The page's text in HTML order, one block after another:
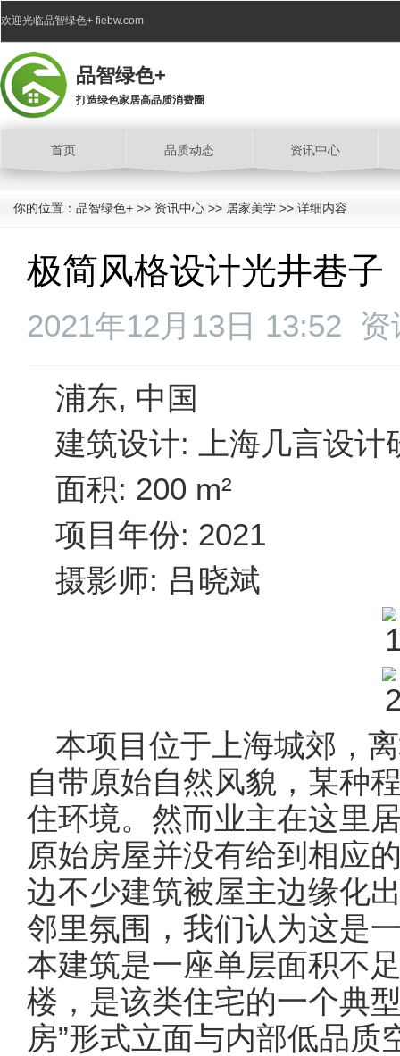
欢迎光临品智绿色+ fiebw.com
品智绿色+
打造绿色家居高品质消费圈
首页 品质动态 资讯中心
你的位置： 品智绿色+ >> 资讯中心 >> 居家美学 >> 详细内容
极简风格设计光井巷子
2021年12月13日 13:52 资
浦东, 中国
建筑设计: 上海几言设计
面积: 200 m²
项目年份: 2021
摄影师: 吕晓斌
本项目位于上海城郊，
自带原始自然风貌，某种
住环境。然而业主在这里
原始房屋并没有给到相应
边不少建筑被屋主边缘化
邻里氛围，我们认为这是
本建筑是一座单层面积不
楼，是该类住宅的一个典
房”形式立面与内部低品